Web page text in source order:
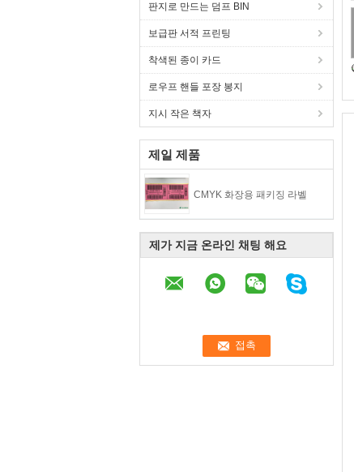
판지로 만드는 덤프 BIN
보급판 서적 프린팅
착색된 종이 카드
로우프 핸들 포장 봉지
지시 작은 책자
제일 제품
CMYK 화장용 패키징 라벨
제가 지금 온라인 채팅 해요